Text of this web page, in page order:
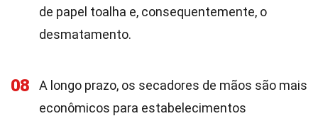
de papel toalha e, consequentemente, o
desmatamento.
08
A longo prazo, os secadores de mãos são mais
econômicos para estabelecimentos